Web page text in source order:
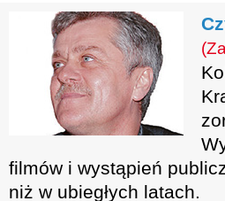
filmów i wystąpień
niż w ubiegłych latach.